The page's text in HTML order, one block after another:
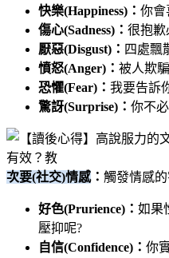
​​​​​​​快樂(Happiness)： 你會
傷心(Sadness)： 很抱歉
厭惡(Disgust)： 四處飄
憤怒(Anger)： 被人欺騙
恐懼(Fear)： 我要告訴
驚訝(Surprise)： 你不
次要(社交)情感： 觸發情感
好色(Prurience)： 如果
壓抑呢?
自信(Confidence)： 你